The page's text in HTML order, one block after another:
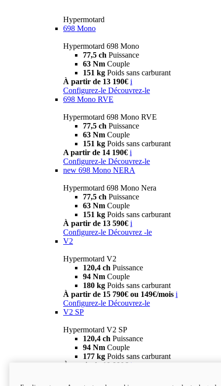
Hypermotard
698 Mono
Hypermotard 698 Mono
77,5 ch Puissance
63 Nm Couple
151 kg Poids sans carburant
À partir de 13 190€ i
Configurez-le Découvrez-le
698 Mono RVE
Hypermotard 698 Mono RVE
77,5 ch Puissance
63 Nm Couple
151 kg Poids sans carburant
A partir de 14 190€ i
Configurez-le Découvrez-le
new 698 Mono NERA
Hypermotard 698 Mono Nera
77,5 ch Puissance
63 Nm Couple
151 kg Poids sans carburant
À partir de 13 590€ i
Configurez-le Découvrez -le
V2
Hypermotard V2
120,4 ch Puissance
94 Nm Couple
180 kg Poids sans carburant
À partir de 15 790€ ou 149€/mois i
Configurez-le Découvrez-le
V2 SP
Hypermotard V2 SP
120,4 ch Puissance
94 Nm Couple
177 kg Poids sans carburant
À partir de 19 990€ i
new
V2 SP 100